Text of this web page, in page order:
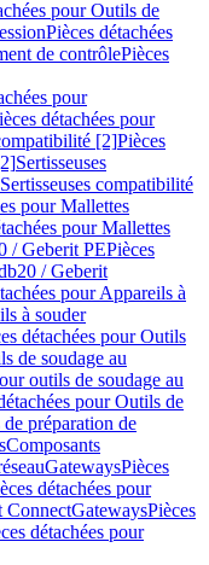
pour Outils de
Pièces détachées
de contrôlePièces
pour
détachées pour
[2]Pièces
Sertisseuses
compatibilité
pour Mallettes
pour Mallettes
/ Geberit PEPièces
/ Geberit
pour Appareils à
à souder
détachées pour Outils
de soudage au
outils de soudage au
pour Outils de
préparation de
Composants
GatewaysPièces
détachées pour
ConnectGatewaysPièces
détachées pour